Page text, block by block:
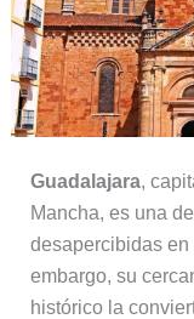
Guadalajara,
Mancha, es una
desapercibidas
embargo, su
histórico la